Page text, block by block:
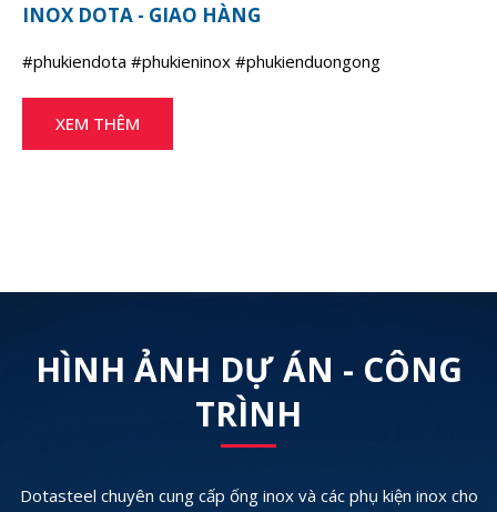
INOX DOTA - GIAO HÀNG
#phukiendota #phukieninox #phukienduongong
XEM THÊM
HÌNH ẢNH DỰ ÁN - CÔNG
TRÌNH
Dotasteel chuyên cung cấp ống inox và các phụ kiện inox cho